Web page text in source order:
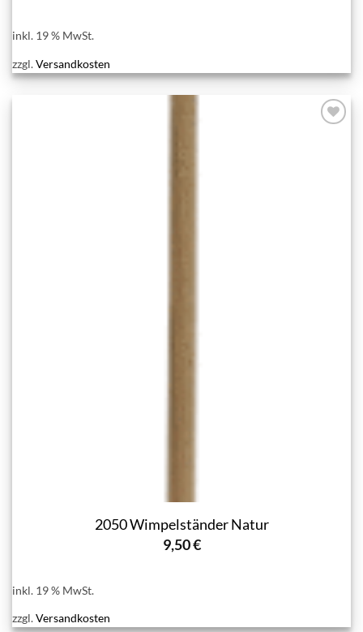
inkl. 19 % MwSt.
zzgl.Versandkosten
2050 Wimpelständer Natur
9,50€
inkl. 19 % MwSt.
zzgl.Versandkosten